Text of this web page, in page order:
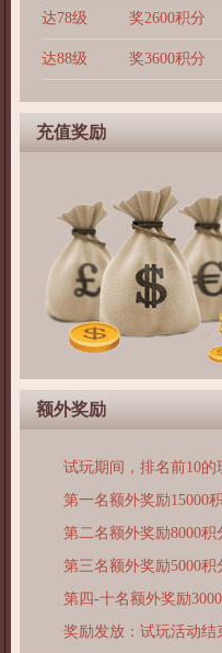
达78级 奖2600积分
达88级 奖3600积分
充值奖励
额外奖励
试玩期间，排名前10
第一名额外奖励15000
第二名额外奖励8000积
第三名额外奖励5000积
第四-十名额外奖励
奖励发放：试玩活动